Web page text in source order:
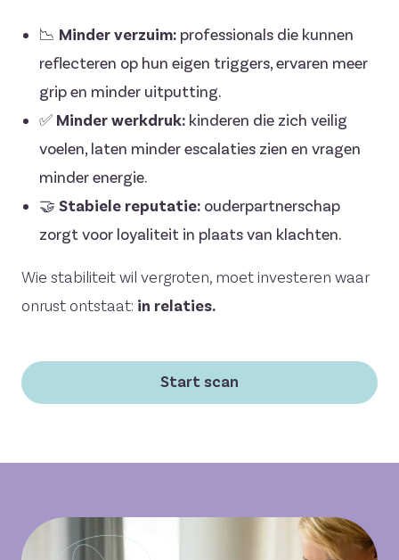
📉 Minder verzuim: professionals die kunnen
reflecteren op hun eigen triggers, ervaren meer
grip en minder uitputting.
✅ Minder werkdruk: kinderen die zich veilig
voelen, laten minder escalaties zien en vragen
minder energie.
🤝 Stabiele reputatie: ouderpartnerschap
zorgt voor loyaliteit in plaats van klachten.
Wie stabiliteit wil vergroten, moet investeren waar
onrust ontstaat: in relaties.
Start scan